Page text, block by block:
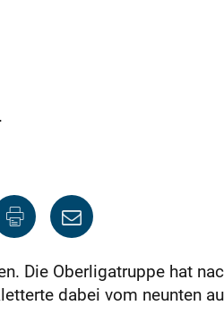
Die Oberligatruppe hat
dabei vom neunten